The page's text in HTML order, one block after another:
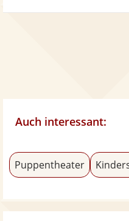
Auch interessant:
Puppentheater